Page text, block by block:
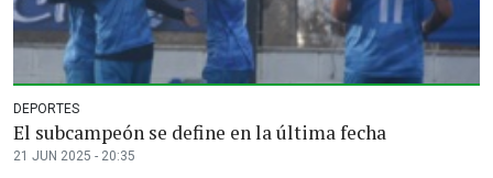
DEPORTES
El subcampeón se define en la última fecha
21 JUN 2025 - 20:35